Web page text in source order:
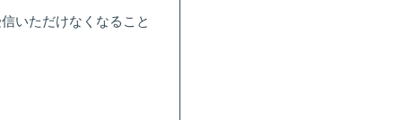
いただけなくなること